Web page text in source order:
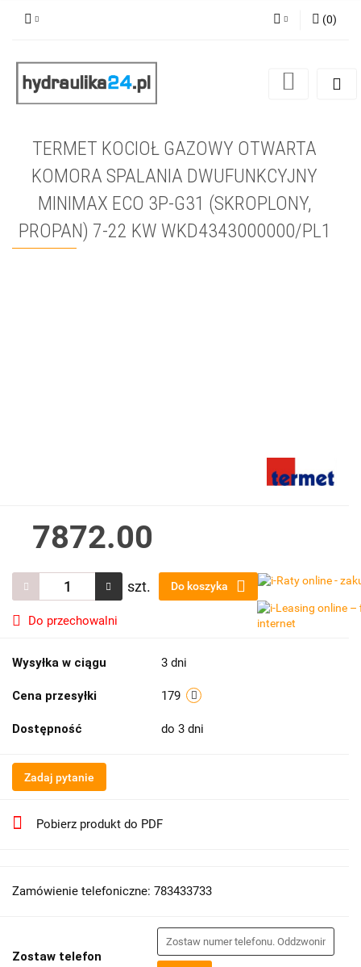
Zarejestruj się
(0)
TERMET KOCIOŁ GAZOWY OTWARTA
KOMORA SPALANIA DWUFUNKCYJNY
MINIMAX ECO 3P-G31 (SKROPLONY,
PROPAN) 7-22 KW WKD4343000000/PL1
7872.00
szt. Do koszyka
Do przechowalni
Wysyłka w ciągu 3 dni
Cena przesyłki 179
Dostępność do 3 dni
Zadaj pytanie
Pobierz produkt do PDF
Zamówienie telefoniczne: 783433733
Zostaw telefon